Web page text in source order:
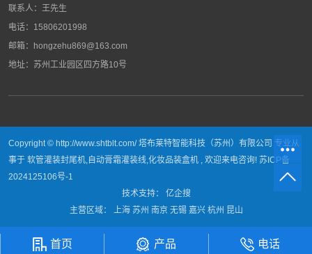
联系人：王先生
电话： 15806201998
邮箱：hongzehu869@163.com
地址： 苏州工业园区四方路10号
Copyright © http://www.shtblt.com/ 塔布莱特智能科技（苏州）有限公司 专业从
事于 软管灌装封尾机, 自动膏霜灌装线,化妆品装盒机 , 欢迎来电咨询! 苏ICP备
2024125106号-1
技术支持：
亿企搜
主营区域： 上海 苏州 南京 无锡 嘉兴 杭州 昆山
首页 产品 电话